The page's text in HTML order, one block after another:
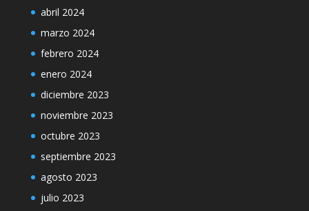
abril 2024
marzo 2024
febrero 2024
enero 2024
diciembre 2023
noviembre 2023
octubre 2023
septiembre 2023
agosto 2023
julio 2023